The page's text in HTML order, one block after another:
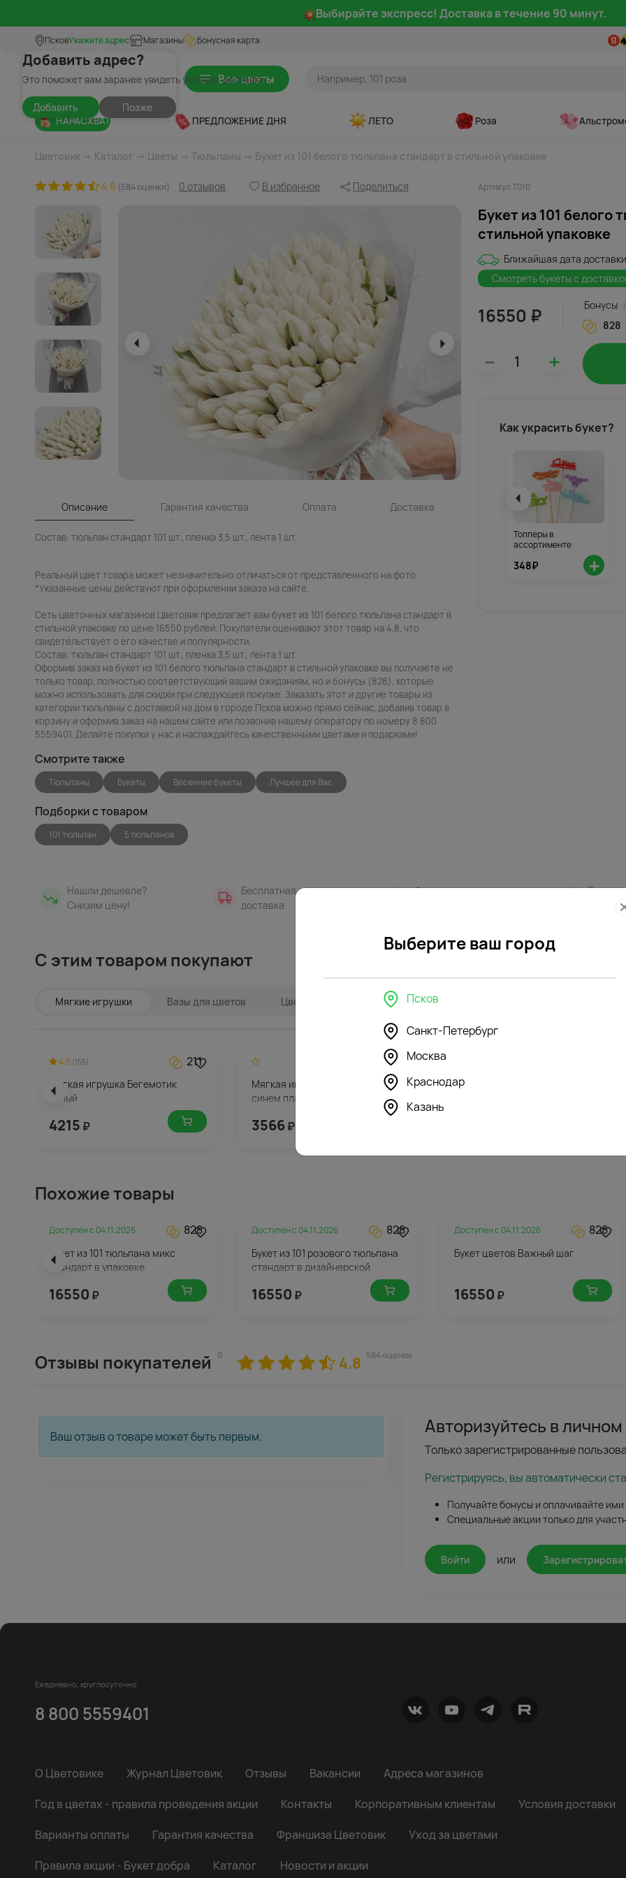
Выбирайте экспресс! Доставка в течение 90 минут.
ПсковУкажите адрес
Добавить адрес?
Это поможет вам заранее увидеть условия доставки
Добавить Позже
Магазины Бонусная карта
Все цветы
НАРАСХВАТ ПРЕДЛОЖЕНИЕ ДНЯ ЛЕТО Роза
Цветовик → Каталог → Цветы → Тюльпаны → Букет из 101 белого тюльпана стандарт в стильной упаковке
4.8 (584 оценки) 0 отзывов В избранное Поделиться Артикул Т010
Описание Гарантия качества Оплата Доставка
Состав: тюльпан стандарт 101 шт., пленка 3,5 шт., лента 1 шт.
Реальный цвет товара может незначительно отличаться от представленного на фото.
*Указанные цены действуют при оформлении заказа на сайте.
Сеть цветочных магазинов Цветовик предлагает вам букет из 101 белого тюльпана стандарт в
стильной упаковке по цене 16550 рублей. Покупатели оценивают этот товар на 4.8, что
свидетельствует о его качестве и популярности.
Состав: тюльпан стандарт 101 шт., пленка 3,5 шт., лента 1 шт.
Оформив заказ на букет из 101 белого тюльпана стандарт в стильной упаковке вы получаете не
только товар, полностью соответствующий вашим ожиданиям, но и бонусы (828), которые
можно использовать для скидки при следующей покупке. Заказать этот и другие товары из
категории тюльпаны с доставкой на дом в городе Псков можно прямо сейчас, добавив товар в
корзину и оформив заказ на нашем сайте или позвонив нашему оператору по номеру 8 800
5559401. Делайте покупки у нас и наслаждайтесь качественными цветами и подарками!
Букет из 101 белого
стильной упаковке
Ближайшая дата
Смотреть букеты с
16550 ₽
Бонусы
828
– +
Как украсить букет?
Топперы в
ассортименте
348₽ +
Смотрите также
Тюльпаны Букеты Весенние букеты Лучшее для Вас
Подборки с товаром
101 тюльпан 5 тюльпанов
Нашли дешевле?
Снизим цену!
Бесплатная
доставка
Фото
С этим товаром покупают
Мягкие игрушки Вазы для цветов Цветы в интерьере
4.5 (155) 211
Мягкая игрушка Бегемотик
белый
4215 ₽
179
Мягкая игрушка Зайка Ми в
синем платье
3566₽
Мягкая игрушка Бегемотик
Похожие товары
Доступен с 04.11.2026 828
Букет из 101 тюльпана микс
стандарт в упаковке
16550 ₽
Доступен с 04.11.2026 828
Букет из 101 розового тюльпана
стандарт в дизайнерской
16550 ₽
Доступен с 04.11.2026 828
Букет цветов Важный шаг
16550 ₽
Отзывы покупателей 0 4.8 584 оценки
Ваш отзыв о товаре может быть первым. Авторизуйтесь в
Только зарегистрированные
Регистрируясь, вы автоматически
Получайте бонусы и оплачивайте ими
Специальные акции только для
Войти или
Ежедневно, круглосуточно
8 800 5559401
О Цветовике Журнал Цветовик Отзывы Вакансии
Адреса магазинов
Год в цветах - правила проведения акции
Контакты Корпоративным клиентам
Условия доставки
Варианты оплаты
Гарантия качества Франшиза Цветовик
Уход за цветами
Правила акции - Букет добра
Каталог Новости и акции
Выберите ваш город
Псков
Санкт-Петербург
Москва
Краснодар
Казань